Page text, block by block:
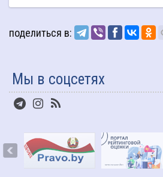
поделиться в:
Мы в соцсетях